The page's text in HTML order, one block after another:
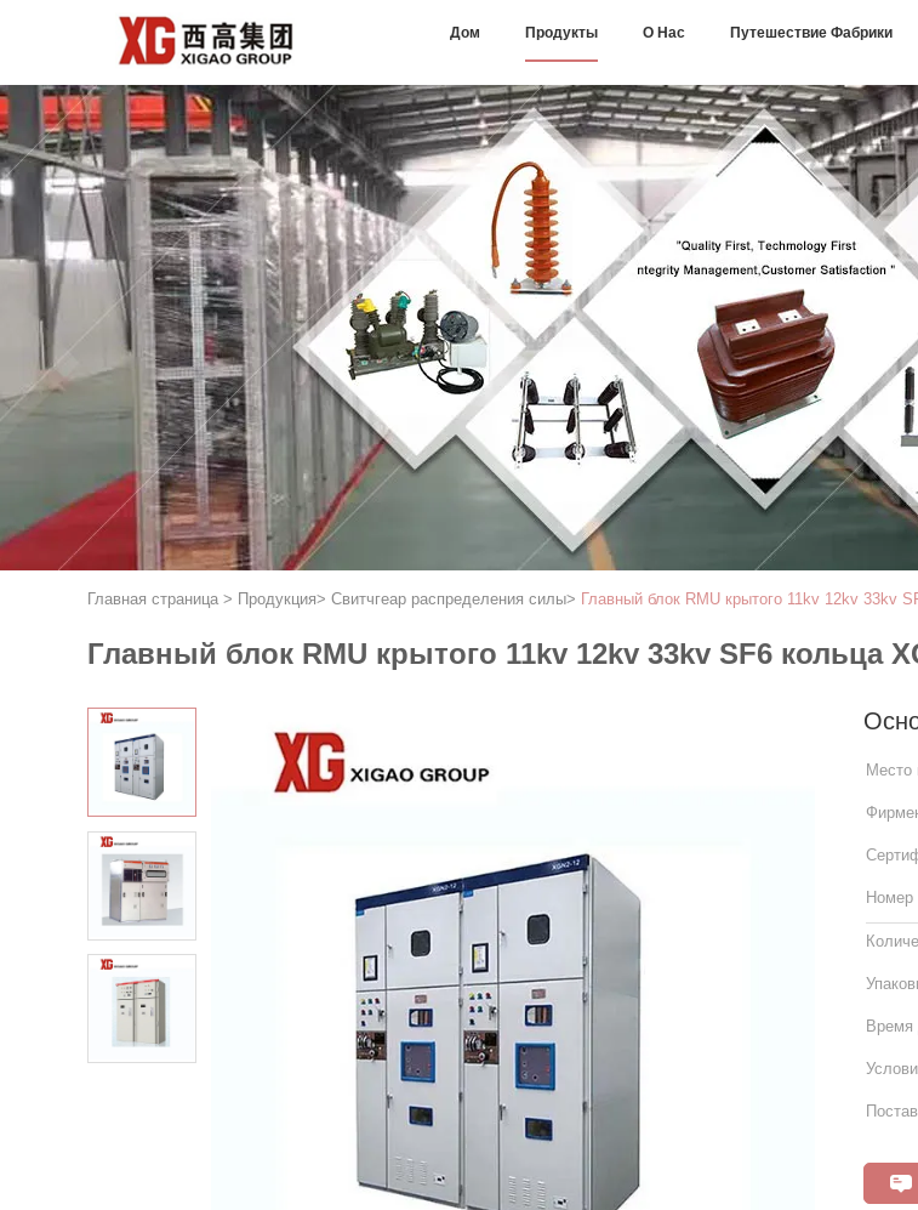
Дом Продукты О Нас Путешествие Фабрики
Главная страница > Продукция> Свитчгеар распределения силы> Главный блок RMU крытого 11kv 12kv 33kv
Главный блок RMU крытого 11kv 12kv 33kv SF6 кольца
Место
Номер
Время